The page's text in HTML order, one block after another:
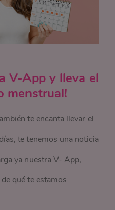
V-App y lleva el
menstrual!
te encanta llevar el
te tenemos una noticia
ya nuestra V- App,
qué te estamos